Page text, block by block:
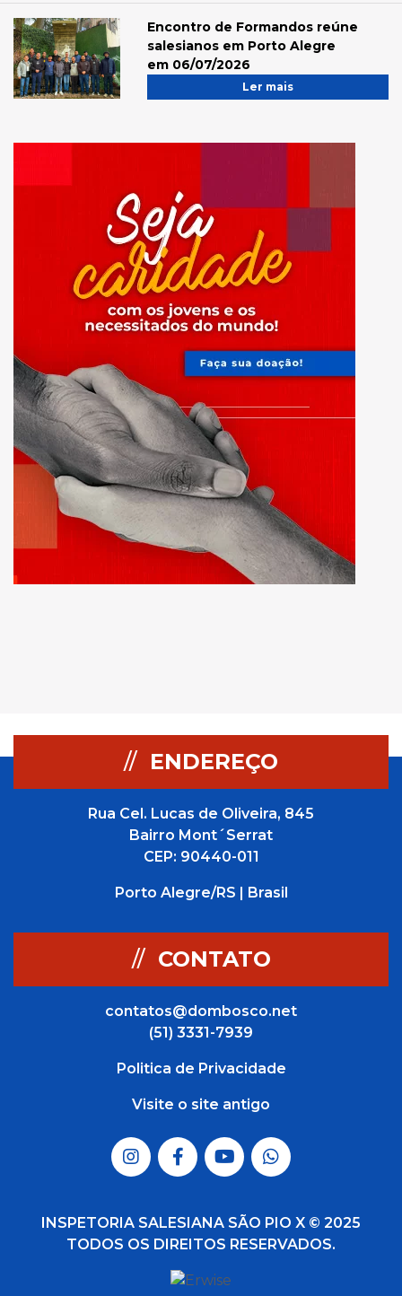
Encontro de Formandos reúne
salesianos em Porto Alegre
em 06/07/2026
Ler mais
// ENDEREÇO
Rua Cel. Lucas de Oliveira, 845
Bairro Mont´Serrat
CEP: 90440-011
Porto Alegre/RS | Brasil
// CONTATO
contatos@dombosco.net
(51) 3331-7939
Politica de Privacidade
Visite o site antigo
INSPETORIA SALESIANA SÃO PIO X © 2025
TODOS OS DIREITOS RESERVADOS.